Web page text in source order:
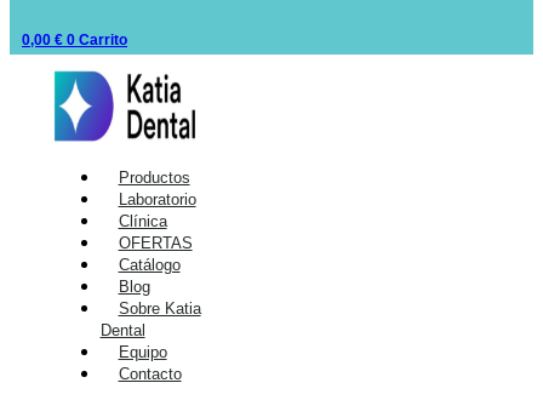
0,00 € 0 Carrito
Productos
Laboratorio
Clínica
OFERTAS
Catálogo
Blog
Sobre Katia
Dental
Equipo
Contacto